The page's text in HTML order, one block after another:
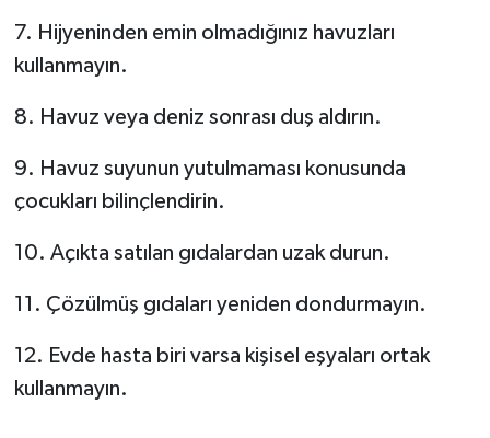
7. Hijyeninden emin olmadığınız havuzları
kullanmayın.
8. Havuz veya deniz sonrası duş aldırın.
9. Havuz suyunun yutulmaması konusunda
çocukları bilinçlendirin.
10. Açıkta satılan gıdalardan uzak durun.
11. Çözülmüş gıdaları yeniden dondurmayın.
12. Evde hasta biri varsa kişisel eşyaları ortak
kullanmayın.